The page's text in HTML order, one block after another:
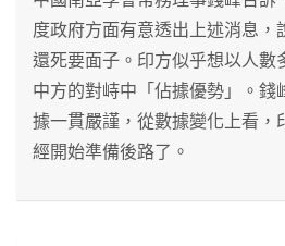
度政府方面有意透出上述消息，
還死要面子。印方似乎想以人數
中方的對峙中「佔據優勢」。錢
據一貫嚴謹，從數據變化上看，
經開始準備後路了。